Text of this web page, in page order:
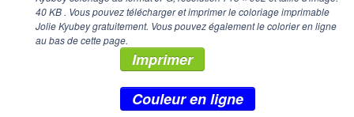
40 KB . Vous pouvez télécharger et imprimer le coloriage imprimable
Jolie Kyubey gratuitement. Vous pouvez également le colorier en ligne
au bas de cette page.
Imprimer
Couleur en ligne